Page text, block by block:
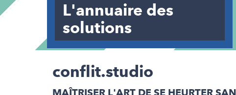
L'annuaire des
solutions
conflit.studio
MAÎTRISER L'ART DE SE HEURTER